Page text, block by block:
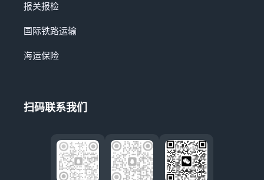
报关报检
国际铁路运输
海运保险
扫码联系我们